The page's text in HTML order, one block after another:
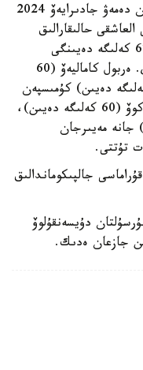
77 كەلىگە دەيىنگى سالماقتا بەلدەسكەن دەمەۋ جادىرايەۆ 2024
حالىقارالىق
جارىسىندا توپ جاردى. سونداي- اق 67 كەلىگە دەيىنگى
سالماقتا باعدات ساباز دا ۇزدىك اتاندى. ەربول كاماليەۆ (60
دەيىن) پەن ومار ساتايەۆ (82 كەلىگە دەيىن) كۇمىسپەن
كۇپتەلدى. قولا جۇلدەنى ايبەك سابىربەكوۆ (60 كەلىگە دەيىن)،
دەيىن) جانە مەيىرجان
جالپىكوماندالىق
دۇيسەنقۇلوۆ
جازعان ەدىك.